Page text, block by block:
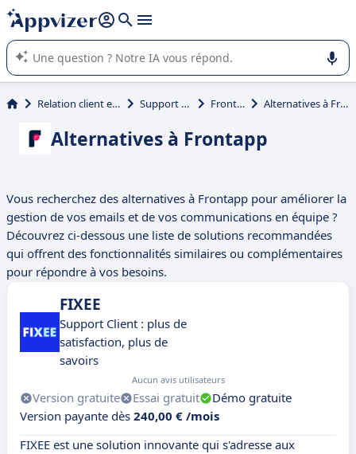
répondre (plusieurs lignes avec
L'IA de Appvizer vous guide dans l'utilisation ou la sélection de
logiciel SaaS en entreprise.
Relation client et vente Support client Frontapp Alternatives à Frontapp
Alternatives à Frontapp
Vous recherchez des alternatives à Frontapp pour améliorer la
gestion de vos emails et de vos communications en équipe ?
Découvrez ci-dessous une liste de solutions recommandées
qui offrent des fonctionnalités similaires ou complémentaires
pour répondre à vos besoins.
FIXEE
Support Client : plus de
satisfaction, plus de
savoirs
Aucun avis utilisateurs
Version gratuite Essai gratuit
Démo gratuite
Version payante dès 240,00 € /mois
FIXEE est une solution innovante qui s'adresse aux